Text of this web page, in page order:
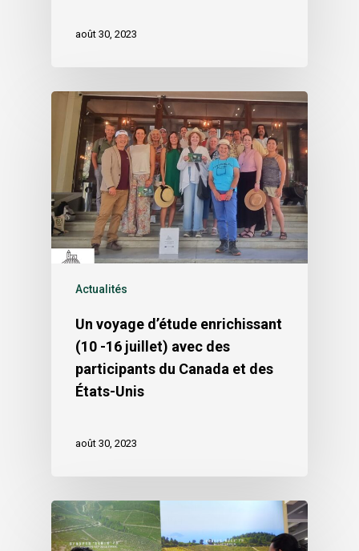
août 30, 2023
Actualités
Un voyage d’étude enrichissant
(10 -16 juillet) avec des
participants du Canada et des
États-Unis
août 30, 2023